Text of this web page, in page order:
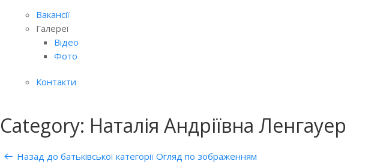
Вакансії
Галереї
Відео
Фото
Контакти
Category: Наталія Андріївна Ленгауер
Назад до батьківської категорії Огляд по зображенням